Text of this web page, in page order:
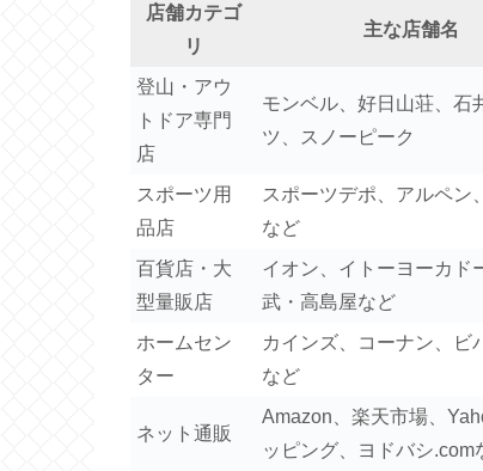
店舗カテゴ
リ
主な店舗名
登山・アウ
トドア専門
店
モンベル、好日山荘、石
ツ、スノーピーク
スポーツ用
品店
スポーツデポ、アルペン
など
百貨店・大
型量販店
イオン、イトーヨーカド
武・高島屋など
ホームセン
ター
カインズ、コーナン、ビ
など
ネット通販
Amazon、楽天市場、
ッピング、ヨドバシ.com